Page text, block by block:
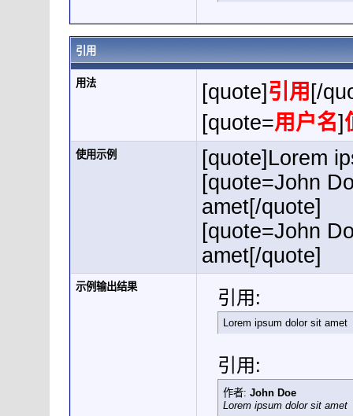
引用
用法 [quote] 引用 [/
[quote=用户名]
使用示例
[quote]Lorem
[quote=John
amet[/quote]
[quote=John
amet[/quote]
示例输出结果
引用:
Lorem ipsum dolor sit amet
引用:
作者: John Doe
Lorem ipsum dolor sit amet